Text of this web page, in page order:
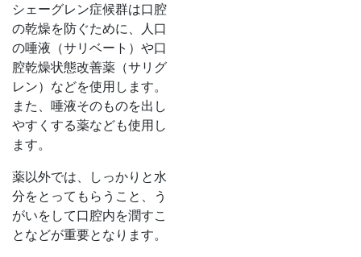
シェーグレン症候群は口腔
の乾燥を防ぐために、人口
の唾液（サリベート）や口
腔乾燥状態改善薬（サリグ
レン）などを使用します。
また、唾液そのものを出し
やすくする薬なども使用し
ます。
薬以外では、しっかりと水
分をとってもらうこと、う
がいをして口腔内を潤すこ
となどが重要となります。